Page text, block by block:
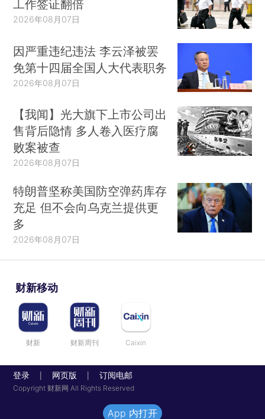
工作签证翻倍
2026年08月07日
因严重违纪违法 李云泽被罢
免第十四届全国人大代表职务
2026年08月07日
【我闻】光大旗下上市公司出
售背后隐情 多人卷入医疗腐
败案被查
2026年08月07日
特朗普坚称美国防空弹药库存
充足 但不会向乌克兰提供更
多
2026年08月07日
财新移动
财新 财新周刊 Caixin
登录 网页版 订阅电邮
Copyright 财新网 All Rights Reserved
App 内打开